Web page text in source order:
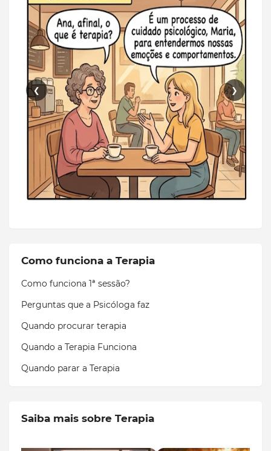
❮ ❯
Como funciona a Terapia
Como funciona 1ª sessão?
Perguntas que a Psicóloga faz
Quando procurar terapia
Quando a Terapia Funciona
Quando parar a Terapia
Saiba mais sobre Terapia